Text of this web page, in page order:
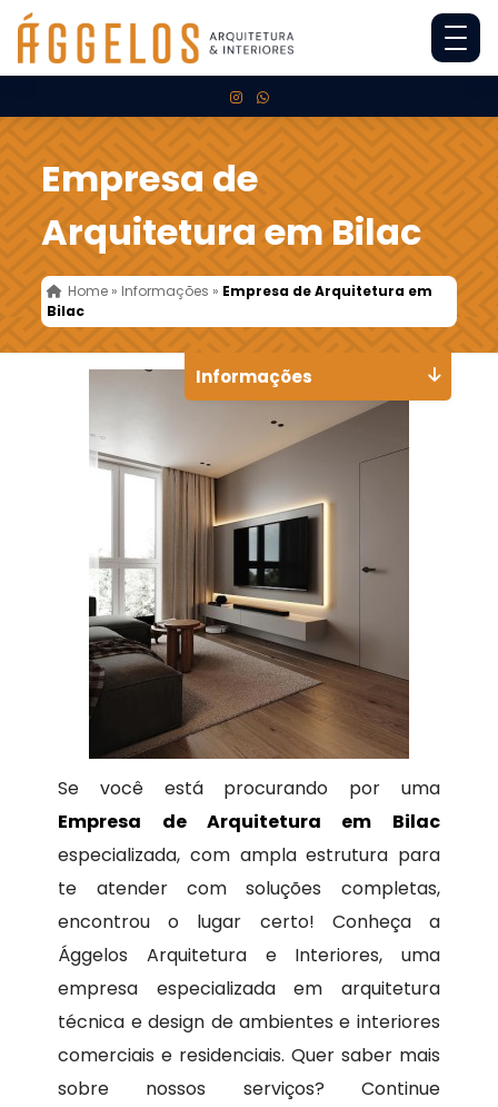
Empresa de
Arquitetura em Bilac
Home » Informações » Empresa de Arquitetura em
Bilac
Se você está procurando por uma
Empresa de Arquitetura em Bilac
especializada, com ampla estrutura para
te atender com soluções completas,
encontrou o lugar certo! Conheça a
Ággelos Arquitetura e Interiores, uma
empresa especializada em arquitetura
técnica e design de ambientes e interiores
comerciais e residenciais. Quer saber mais
sobre nossos serviços? Continue
Informações